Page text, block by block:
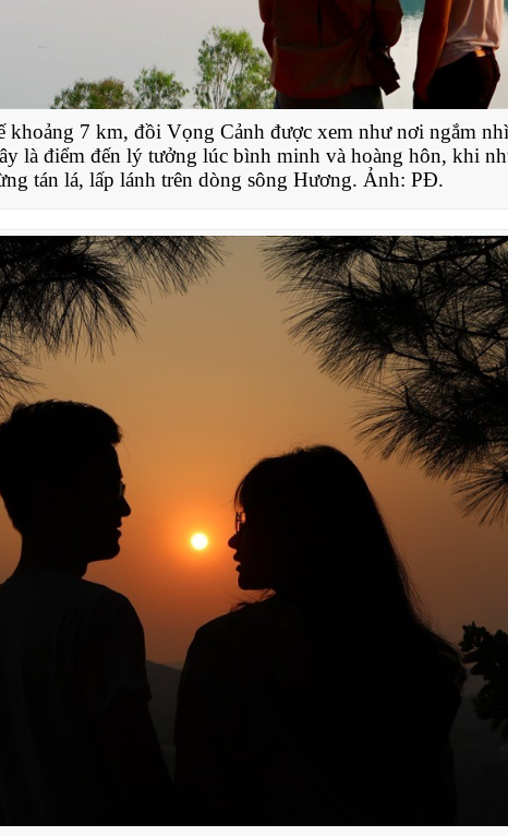
khoảng 7 km, đồi Vọng Cảnh được xem như nơi ngắm
là điểm đến lý tưởng lúc bình minh và hoàng hôn, khi
tán lá, lấp lánh trên dòng sông Hương. Ảnh: PĐ.